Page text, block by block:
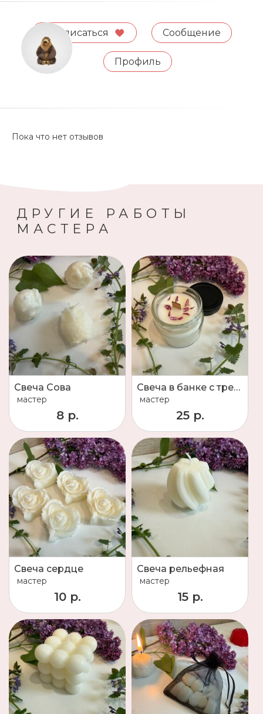
Подписаться Сообщение
Профиль
Пока что нет отзывов
ДРУГИЕ РАБОТЫ
МАСТЕРА
Свеча Сова
мастер
8 р.
Свеча в банке с трещащим фитилем.
мастер
25 р.
Свеча сердце
мастер
10 р.
Свеча рельефная
мастер
15 р.